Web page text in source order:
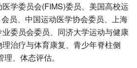
学委员会(FIMS)委员、美国高校运
员、中国运动医学协会委员、上海
委员会委员、同济大学运动与健康
治疗与体育康复、青少年脊柱侧
、体态评估。